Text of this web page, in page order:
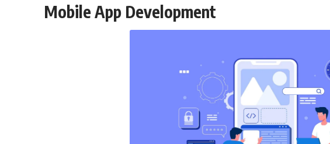
Mobile App Development